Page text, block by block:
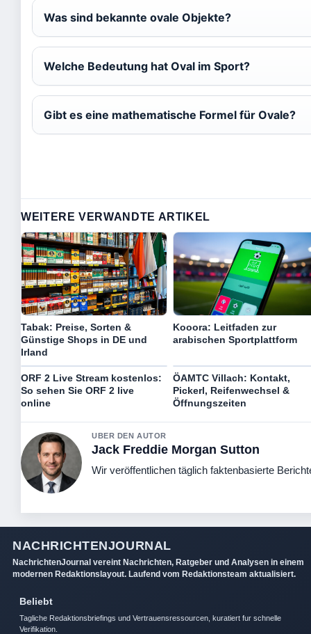
Was sind bekannte ovale Objekte?
Welche Bedeutung hat Oval im Sport?
Gibt es eine mathematische Formel für Ovale?
WEITERE VERWANDTE ARTIKEL
Tabak: Preise, Sorten &
Günstige Shops in DE und
Irland
Kooora: Leitfaden zur
arabischen Sportplattform
ORF 2 Live Stream kostenlos:
So sehen Sie ORF 2 live
online
ÖAMTC Villach: Kontakt,
Pickerl, Reifenwechsel &
Öffnungszeiten
UBER DEN AUTOR
Jack Freddie Morgan Sutton
Wir veröffentlichen täglich faktenbasierte
NACHRICHTENJOURNAL
NachrichtenJournal vereint Nachrichten, Ratgeber und Analysen in einem
modernen Redaktionslayout. Laufend vom Redaktionsteam aktualisiert.
Beliebt
Tagliche Redaktionsbriefings und Vertrauensressourcen, kuratiert fur schnelle
Verifikation.